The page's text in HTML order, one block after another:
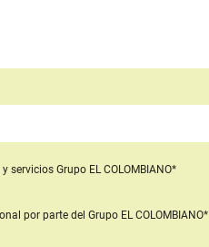
servicios Grupo EL COLOMBIANO*
por parte del Grupo EL COLOMBIANO*